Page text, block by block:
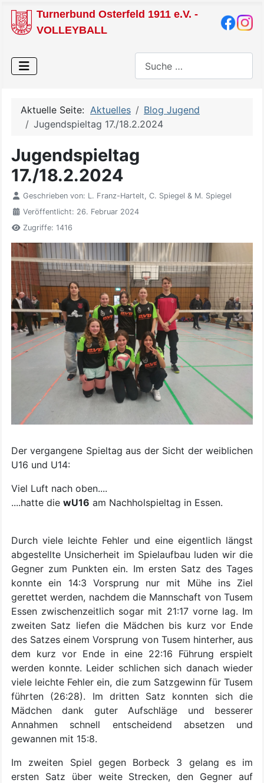
Turnerbund Osterfeld 1911 e.V. -
VOLLEYBALL
Aktuelle Seite: Aktuelles
Blog Jugend
Jugendspieltag 17./18.2.2024
Jugendspieltag
17./18.2.2024
Geschrieben von: L. Franz-Hartelt, C. Spiegel & M. Spiegel
Veröffentlicht: 26. Februar 2024
Zugriffe: 1416
Der vergangene Spieltag aus der Sicht der weiblichen
U16 und U14:
Viel Luft nach oben....
....hatte die wU16 am Nachholspieltag in Essen.
Durch viele leichte Fehler und eine eigentlich längst
abgestellte Unsicherheit im Spielaufbau luden wir die
Gegner zum Punkten ein. Im ersten Satz des Tages
konnte ein 14:3 Vorsprung nur mit Mühe ins Ziel
gerettet werden, nachdem die Mannschaft von Tusem
Essen zwischenzeitlich sogar mit 21:17 vorne lag. Im
zweiten Satz liefen die Mädchen bis kurz vor Ende
des Satzes einem Vorsprung von Tusem hinterher, aus
dem kurz vor Ende in eine 22:16 Führung erspielt
werden konnte. Leider schlichen sich danach wieder
viele leichte Fehler ein, die zum Satzgewinn für Tusem
führten (26:28). Im dritten Satz konnten sich die
Mädchen dank guter Aufschläge und besserer
Annahmen schnell entscheidend absetzen und
gewannen mit 15:8.
Im zweiten Spiel gegen Borbeck 3 gelang es im
ersten Satz über weite Strecken, den Gegner auf